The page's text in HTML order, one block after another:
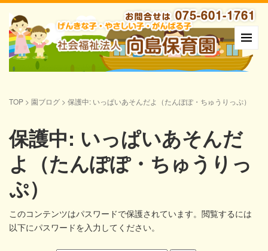
TOP > 園ブログ > 保護中: いっぱいあそんだよ（たんぽぽ・ちゅうりっぷ）
保護中: いっぱいあそんだ
よ（たんぽぽ・ちゅうりっ
ぷ）
このコンテンツはパスワードで保護されています。閲覧するには
以下にパスワードを入力してください。